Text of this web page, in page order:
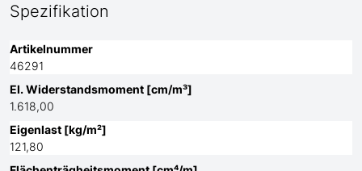
Spezifikation
Artikelnummer
46291
El. Widerstandsmoment [cm/m³]
1.618,00
Eigenlast [kg/m²]
121,80